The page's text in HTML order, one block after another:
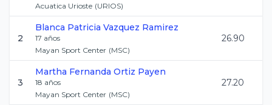
Acuatica Urioste (URIOS)
2
Blanca Patricia Vazquez Ramirez
17 años
Mayan Sport Center (MSC)
26.90
3
Martha Fernanda Ortiz Payen
18 años
Mayan Sport Center (MSC)
27.20